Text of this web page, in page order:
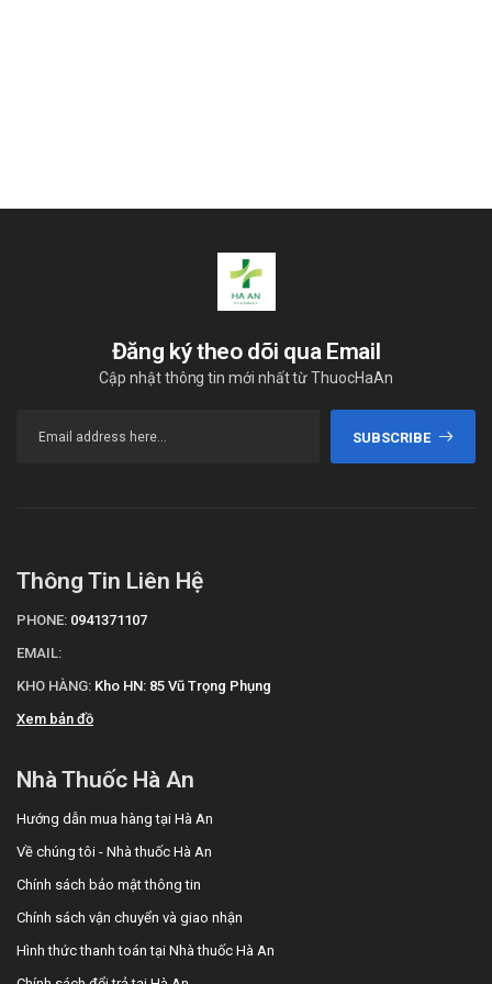
Đăng ký theo dõi qua Email
Cập nhật thông tin mới nhất từ ThuocHaAn
SUBSCRIBE
Thông Tin Liên Hệ
PHONE: 0941371107
EMAIL:
KHO HÀNG: Kho HN: 85 Vũ Trọng Phụng
Xem bản đồ
Nhà Thuốc Hà An
Hướng dẫn mua hàng tại Hà An
Về chúng tôi - Nhà thuốc Hà An
Chính sách bảo mật thông tin
Chính sách vận chuyển và giao nhận
Hình thức thanh toán tại Nhà thuốc Hà An